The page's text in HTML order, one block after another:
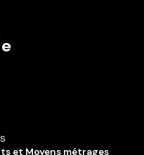
et Moyens métrages